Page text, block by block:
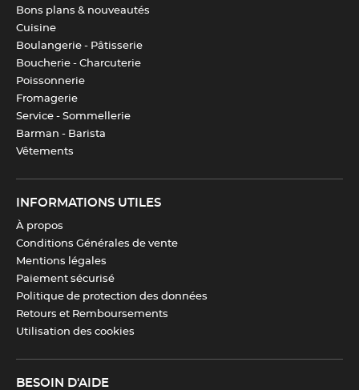
Compatibilité
Télécharger la fiche produit
Bons plans & nouveautés
Cuisine
Boulangerie - Pâtisserie
Boucherie - Charcuterie
Poissonnerie
Fromagerie
Service - Sommellerie
Barman - Barista
Vêtements
INFORMATIONS UTILES
À propos
Conditions Générales de vente
Mentions légales
Paiement sécurisé
Politique de protection des données
Retours et Remboursements
Utilisation des cookies
BESOIN D'AIDE